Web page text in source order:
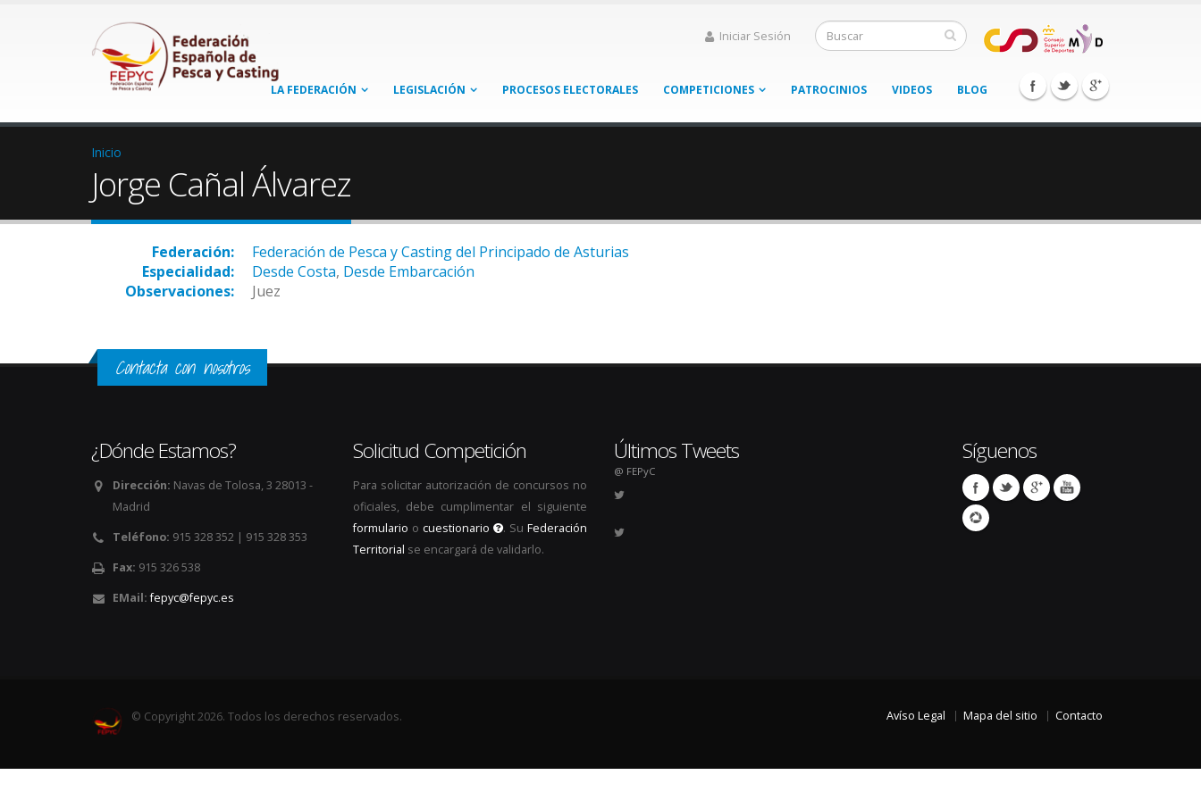
Iniciar Sesión
LA FEDERACIÓN LEGISLACIÓN PROCESOS ELECTORALES COMPETICIONES PATROCINIOS VIDEOS BLOG
Inicio
Jorge Cañal Álvarez
Federación:
Federación de Pesca y Casting del Principado de Asturias
Especialidad:
Desde Costa, Desde Embarcación
Observaciones:
Juez
Contacta con nosotros
¿Dónde Estamos?
Dirección: Navas de Tolosa, 3 28013 -
Madrid
Teléfono: 915 328 352 | 915 328 353
Fax: 915 326 538
EMail: fepyc@fepyc.es
Solicitud Competición
Para solicitar autorización de concursos no
oficiales, debe cumplimentar el siguiente
formulario o cuestionario . SuFederación
Territorial se encargará de validarlo.
Últimos Tweets
@ FEPyC
Síguenos
© Copyright 2026. Todos los derechos reservados. Avíso Legal Mapa del sitio Contacto